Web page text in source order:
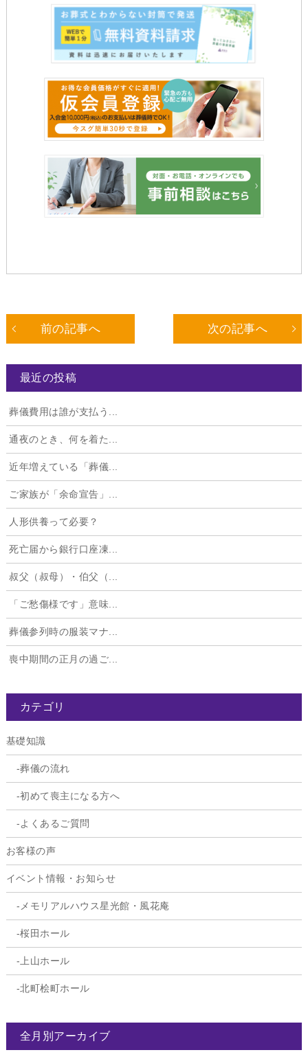
前の記事へ 次の記事へ
最近の投稿
葬儀費用は誰が支払う...
通夜のとき、何を着た...
近年増えている「葬儀...
ご家族が「余命宣告」...
人形供養って必要？
死亡届から銀行口座凍...
叔父（叔母）・伯父（...
「ご愁傷様です」意味...
葬儀参列時の服装マナ...
喪中期間の正月の過ご...
カテゴリ
基礎知識
葬儀の流れ
初めて喪主になる方へ
よくあるご質問
お客様の声
イベント情報・お知らせ
メモリアルハウス星光館・風花庵
桜田ホール
上山ホール
北町桧町ホール
全月別アーカイブ